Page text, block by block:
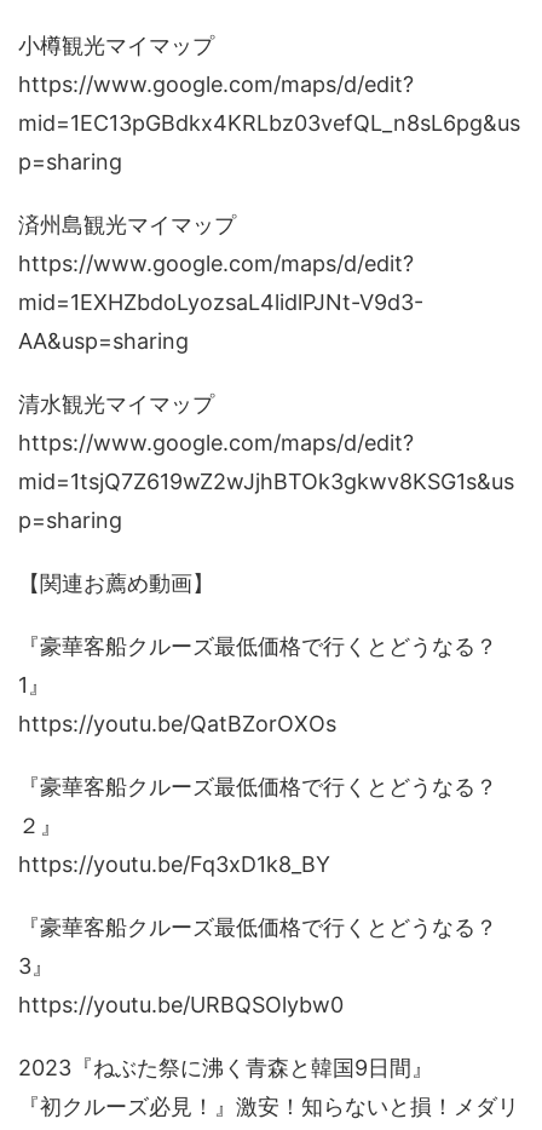
小樽観光マイマップ
https://www.google.com/maps/d/edit?
mid=1EC13pGBdkx4KRLbz03vefQL_n8sL6pg&us
p=sharing
済州島観光マイマップ
https://www.google.com/maps/d/edit?
mid=1EXHZbdoLyozsaL4lidlPJNt-V9d3-
AA&usp=sharing
清水観光マイマップ
https://www.google.com/maps/d/edit?
mid=1tsjQ7Z619wZ2wJjhBTOk3gkwv8KSG1s&us
p=sharing
【関連お薦め動画】
『豪華客船クルーズ最低価格で行くとどうなる？
1』
https://youtu.be/QatBZorOXOs
『豪華客船クルーズ最低価格で行くとどうなる？
２』
https://youtu.be/Fq3xD1k8_BY
『豪華客船クルーズ最低価格で行くとどうなる？
3』
https://youtu.be/URBQSOlybw0
2023『ねぶた祭に沸く青森と韓国9日間』
『初クルーズ必見！』激安！知らないと損！メダリ